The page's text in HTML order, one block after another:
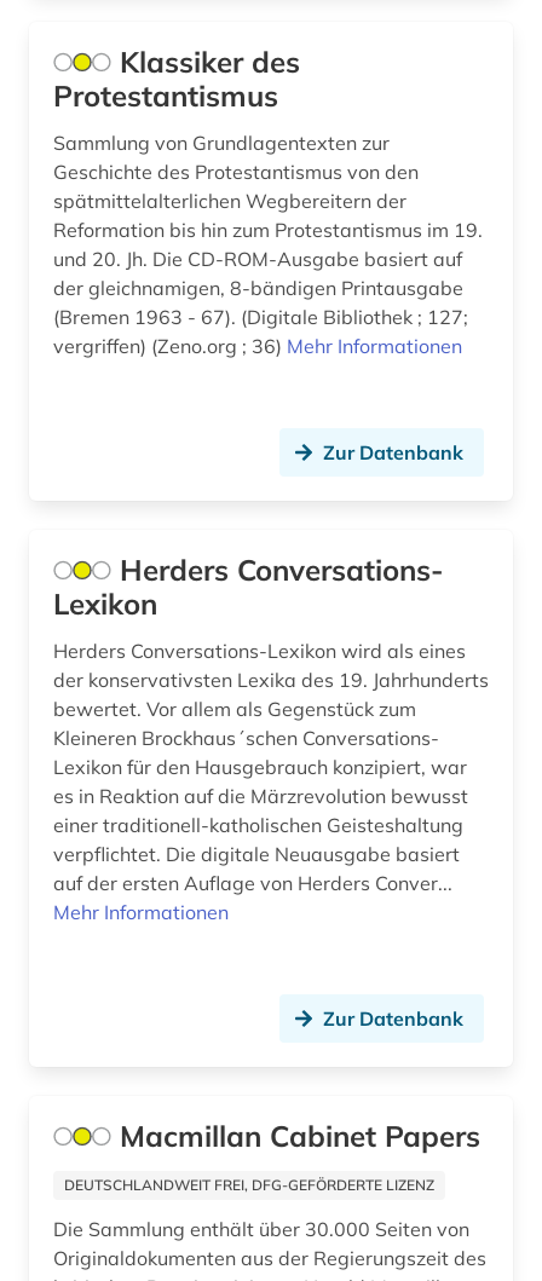
geschichte 1500 – 1800 (1)
geschichte 1500-1700 (1)
geschichte 1500-1850 (1)
geschichte 1500-1970 (1)
geschichte 1521-1618 (1)
geschichte 1600-1995 (1)
geschichte 1654-1954 (2)
geschichte 1692-1998 (1)
geschichte 1700-1900 (2)
geschichte 1732-1754 (1)
geschichte 1740-1945 (1)
geschichte 1797-1947 (1)
geschichte 1818-1889 (1)
geschichte 1832-1901 (1)
Klassiker des
Protestantismus
Sammlung von Grundlagentexten zur
Geschichte des Protestantismus von den
spätmittelalterlichen Wegbereitern der
Reformation bis hin zum Protestantismus im 19.
und 20. Jh. Die CD-ROM-Ausgabe basiert auf
der gleichnamigen, 8-bändigen Printausgabe
(Bremen 1963 - 67). (Digitale Bibliothek ; 127;
vergriffen) (Zeno.org ; 36) Mehr Informationen
Zur Datenbank
Herders Conversations-
Lexikon
Herders Conversations-Lexikon wird als eines
der konservativsten Lexika des 19. Jahrhunderts
bewertet. Vor allem als Gegenstück zum
Kleineren Brockhaus´schen Conversations-
Lexikon für den Hausgebrauch konzipiert, war
es in Reaktion auf die Märzrevolution bewusst
einer traditionell-katholischen Geisteshaltung
verpflichtet. Die digitale Neuausgabe basiert
auf der ersten Auflage von Herders Conver...
Mehr Informationen
Zur Datenbank
Macmillan Cabinet Papers
DEUTSCHLANDWEIT FREI, DFG-GEFÖRDERTE LIZENZ
Die Sammlung enthält über 30.000 Seiten von
Originaldokumenten aus der Regierungszeit des